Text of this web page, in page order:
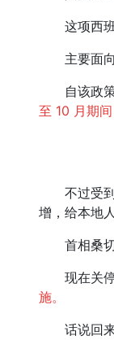
这项西班
主要面向
自该政策
至 10 月期
不过受到
增，给本地
首相桑切
现在关停
施。
话说回来